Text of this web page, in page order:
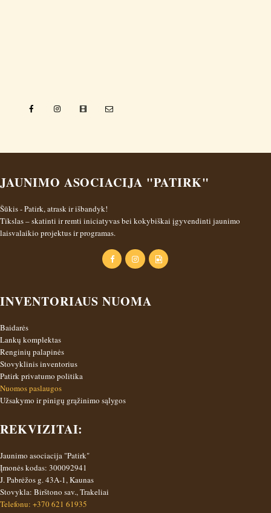
JAUNIMO ASOCIACIJA "PATIRK"
Šūkis - Patirk, atrask ir išbandyk!
Tikslas – skatinti ir remti iniciatyvas bei kokybiškai įgyvendinti jaunimo
laisvalaikio projektus ir programas.
INVENTORIAUS NUOMA
Baidarės
Lankų komplektas
Renginių palapinės
Stovyklinis inventorius
Patirk privatumo politika
Nuomos paslaugos
Užsakymo ir pinigų grąžinimo sąlygos
REKVIZITAI:
Jaunimo asociacija "Patirk"
Įmonės kodas: 300092941
J. Pabrėžos g. 43A-1, Kaunas
Stovykla: Birštono sav., Trakeliai
Telefonu: +370 621 61935